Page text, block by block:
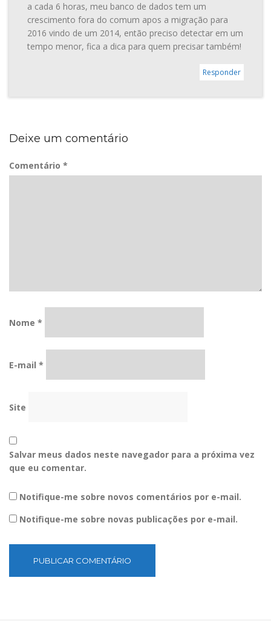
a cada 6 horas, meu banco de dados tem um
crescimento fora do comum apos a migração para
2016 vindo de um 2014, então preciso detectar em um
tempo menor, fica a dica para quem precisar também!
Responder
Deixe um comentário
Comentário *
Nome *
E-mail *
Site
Salvar meus dados neste navegador para a próxima vez
que eu comentar.
Notifique-me sobre novos comentários por e-mail.
Notifique-me sobre novas publicações por e-mail.